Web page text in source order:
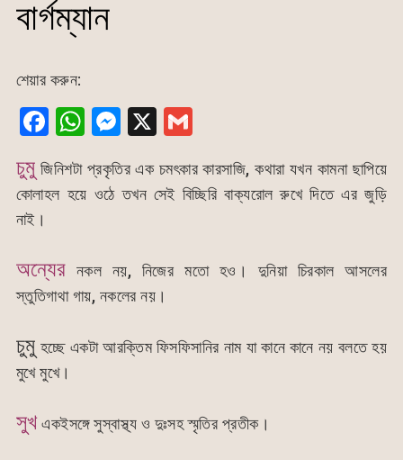
বার্গম্যান
শেয়ার করুন:
F
c
e
o
o
W
at
s
p
p
M
s
s
n
g
X
ai
l
চুমু জিনিশটা প্রকৃতির এক চমৎকার কারসাজি, কথারা যখন কামনা ছাপিয়ে
কোলাহল হয়ে ওঠে তখন সেই বিচ্ছিরি বাক্যরোল রুখে দিতে এর জুড়ি
নাই।
অন্যের নকল নয়, নিজের মতো হও। দুনিয়া চিরকাল আসলের
স্তুতিগাথা গায়, নকলের নয়।
চুমু হচ্ছে একটা আরক্তিম ফিসফিসানির নাম যা কানে কানে নয় বলতে হয়
মুখে মুখে।
সুখএকইসঙ্গে সুস্বাস্থ্য ও দুঃসহ স্মৃতির প্রতীক।